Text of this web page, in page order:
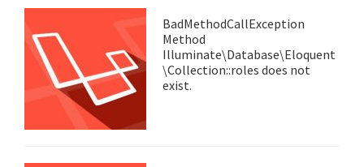
BadMethodCallException
Method
Illuminate\Database\Eloquent
\Collection::roles does not
exist.